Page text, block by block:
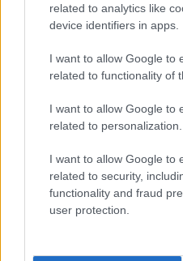
related to analytics like
device identifiers in apps.
I want to allow Google to
related to functionality of
I want to allow Google to
related to personalization.
I want to allow Google to
related to security,
functionality and fraud
user protection.
Την ίδια περίοδο, ο
διανύει μια σταθερή
προσωπική του ζωή .
δημοσιεύματα
σχέση με την
Kravitz), με πηγές να
τους εξελίσσεται
Όπως είχε μεταδώσει
περασμένο
περνά μεγάλα